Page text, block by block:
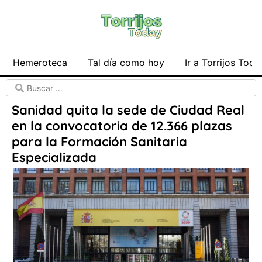
Hemeroteca Tal día como hoy Ir a Torrijos
Sanidad quita la sede de Ciudad Real
en la convocatoria de 12.366 plazas
para la Formación Sanitaria
Especializada